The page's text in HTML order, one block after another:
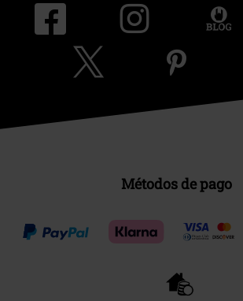
Métodos de pago